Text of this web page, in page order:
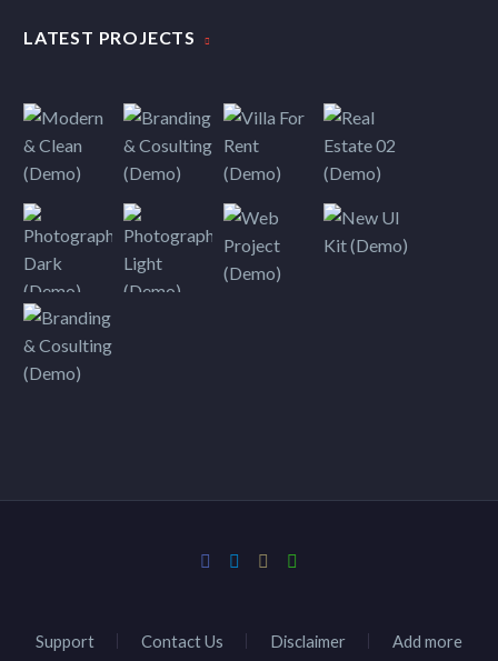
LATEST PROJECTS
Support Contact Us Disclaimer Add more